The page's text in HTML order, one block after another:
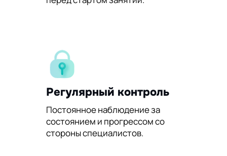
Регулярный контроль
Постоянное наблюдение за
состоянием и прогрессом со
стороны специалистов.